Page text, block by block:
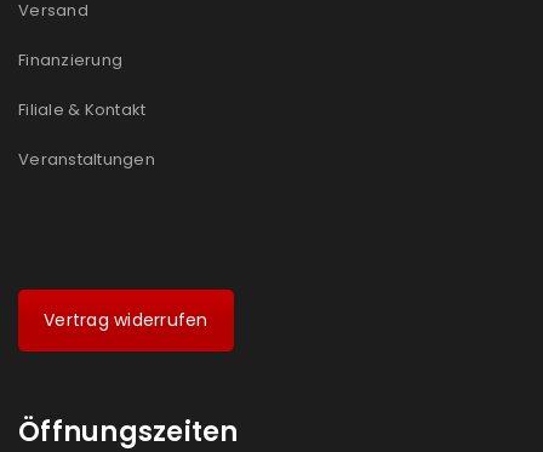
Versand
Finanzierung
Filiale & Kontakt
Veranstaltungen
Vertrag widerrufen
Öffnungszeiten